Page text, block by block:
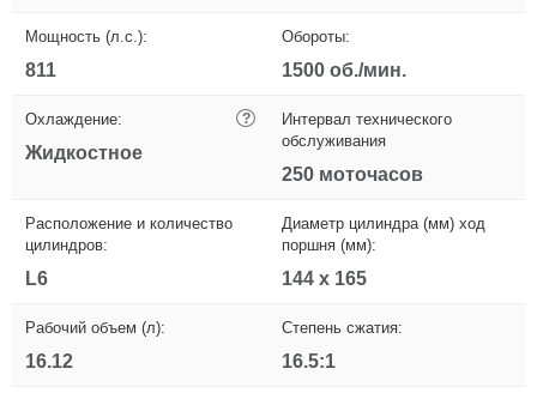
Мощность (л.с.):
811
Обороты:
1500 об./мин.
Охлаждение: ?
Жидкостное
Интервал технического
обслуживания
250 моточасов
Расположение и количество
цилиндров:
L6
Диаметр цилиндра (мм) ход
поршня (мм):
144 x 165
Рабочий объем (л):
16.12
Степень сжатия:
16.5:1